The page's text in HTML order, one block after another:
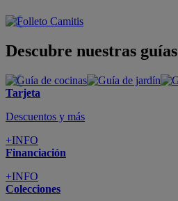
Descubre nuestras guías
Tarjeta
Descuentos y más
+INFO
Financiación
+INFO
Colecciones